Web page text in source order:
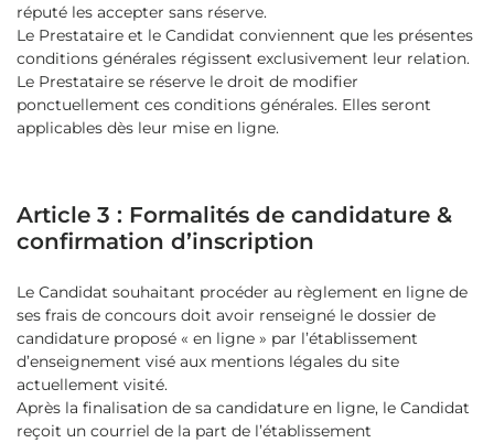
réputé les accepter sans réserve.
Le Prestataire et le Candidat conviennent que les présentes
conditions générales régissent exclusivement leur relation.
Le Prestataire se réserve le droit de modifier
ponctuellement ces conditions générales. Elles seront
applicables dès leur mise en ligne.
Article 3 : Formalités de candidature &
confirmation d’inscription
Le Candidat souhaitant procéder au règlement en ligne de
ses frais de concours doit avoir renseigné le dossier de
candidature proposé « en ligne » par l’établissement
d’enseignement visé aux mentions légales du site
actuellement visité.
Après la finalisation de sa candidature en ligne, le Candidat
reçoit un courriel de la part de l’établissement